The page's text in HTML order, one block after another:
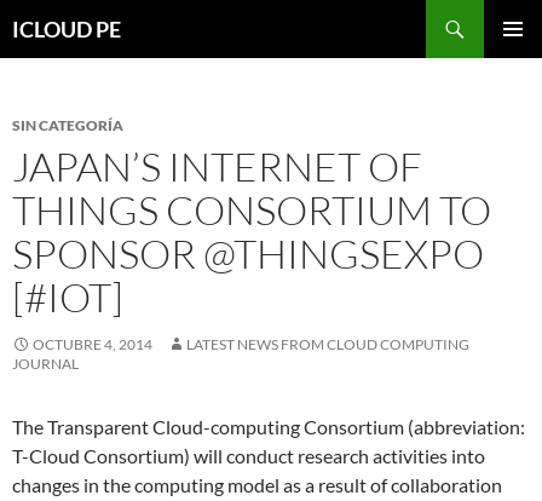
hacia
ICLOUD PE
SIN CATEGORÍA
JAPAN’S INTERNET OF
THINGS CONSORTIUM TO
SPONSOR @THINGSEXPO
[#IOT]
OCTUBRE 4, 2014
LATEST NEWS FROM CLOUD COMPUTING
JOURNAL
The Transparent Cloud-computing Consortium (abbreviation:
T-Cloud Consortium) will conduct research activities into
changes in the computing model as a result of collaboration